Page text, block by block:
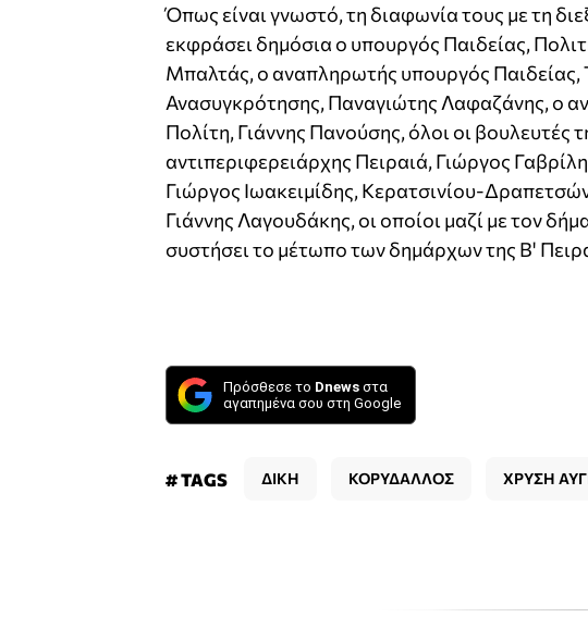
Όπως είναι γνωστό, τη διαφωνία τους με τη
εκφράσει δημόσια ο υπουργός Παιδείας,
Μπαλτάς, ο αναπληρωτής υπουργός
Ανασυγκρότησης, Παναγιώτης Λαφαζάνης, ο
Πολίτη, Γιάννης Πανούσης, όλοι οι βουλευτές
αντιπεριφερειάρχης Πειραιά, Γιώργος
Γιώργος Ιωακειμίδης, Κερατσινίου-
Γιάννης Λαγουδάκης, οι οποίοι μαζί με τον
συστήσει το μέτωπο των δημάρχων της Β'
Πρόσθεσε το Dnews στα
αγαπημένα σου στη Google
# TAGS ΔΙΚΗ ΚΟΡΥΔΑΛΛΟΣ ΧΡΥΣΗ